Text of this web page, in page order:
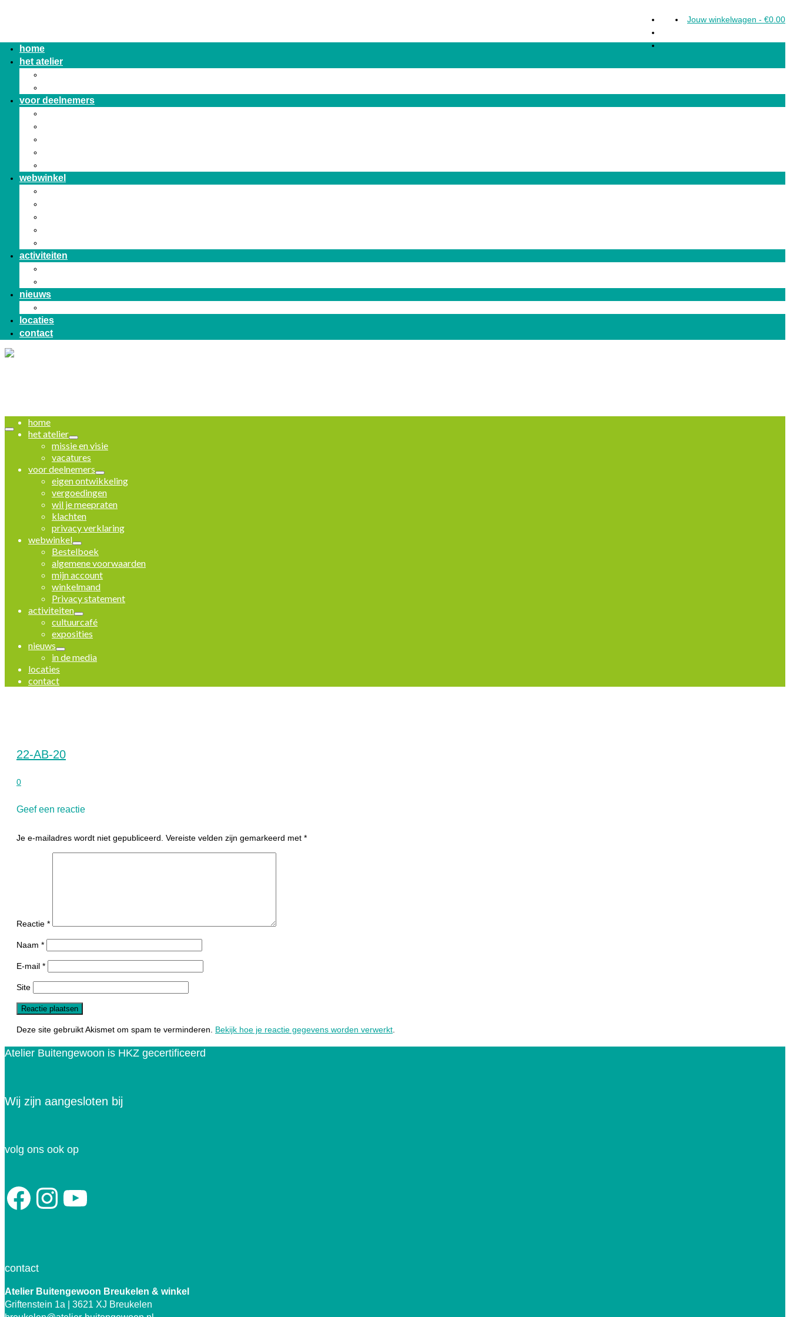
Jouw winkelwagen - €0.00
home
het atelier
voor deelnemers
webwinkel
activiteiten
nieuws
locaties
contact
home
het atelier
missie en visie
vacatures
voor deelnemers
eigen ontwikkeling
vergoedingen
wil je meepraten
klachten
privacy verklaring
webwinkel
Bestelboek
algemene voorwaarden
mijn account
winkelmand
Privacy statement
activiteiten
cultuurcafé
exposities
nieuws
in de media
locaties
contact
22-AB-20
0
Geef een reactie
Je e-mailadres wordt niet gepubliceerd. Vereiste velden zijn gemarkeerd met *
Reactie *
Naam *
E-mail *
Site
Deze site gebruikt Akismet om spam te verminderen. Bekijk hoe je reactie gegevens worden verwerkt
Atelier Buitengewoon is HKZ gecertificeerd
Wij zijn aangesloten bij
volg ons ook op
Facebook
Instagram
YouTube
contact
Atelier Buitengewoon Breukelen & winkel
Griftenstein 1a | 3621 XJ Breukelen